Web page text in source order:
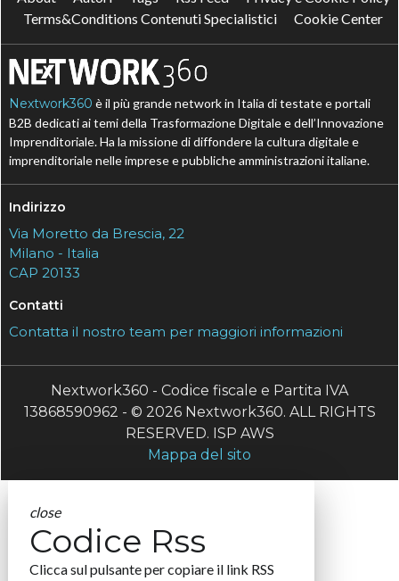
Terms&Conditions Contenuti Specialistici
Cookie Center
Nextwork360 è il più grande network in Italia di testate e portali
B2B dedicati ai temi della Trasformazione Digitale e dell’Innovazione
Imprenditoriale. Ha la missione di diffondere la cultura digitale e
imprenditoriale nelle imprese e pubbliche amministrazioni italiane.
Indirizzo
Via Moretto da Brescia, 22
Milano - Italia
CAP 20133
Contatti
Contatta il nostro team per maggiori informazioni
Nextwork360 - Codice fiscale e Partita IVA
13868590962 - © 2026 Nextwork360. ALL RIGHTS
RESERVED. ISP AWS
Mappa del sito
close
Codice Rss
Clicca sul pulsante per copiare il link RSS